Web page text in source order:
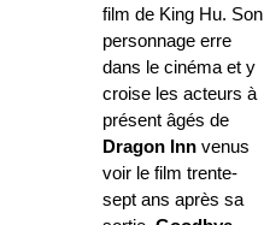
film de King Hu. Son
personnage erre
dans le cinéma et y
croise les acteurs à
présent âgés de
Dragon Inn venus
voir le film trente-
sept ans après sa